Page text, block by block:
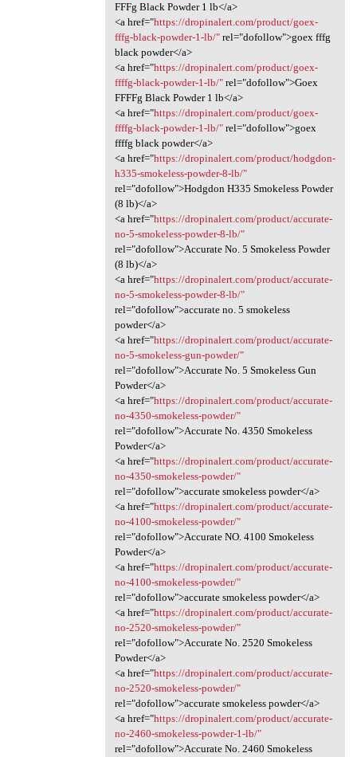
FFFg Black Powder 1 lb</a>
<a href="https://dropinalert.com/product/goex-
fffg-black-powder-1-lb/"rel="dofollow">goex fffg
black powder</a>
<a href="https://dropinalert.com/product/goex-
ffffg-black-powder-1-lb/"rel="dofollow">Goex
FFFFg Black Powder 1 lb</a>
<a href="https://dropinalert.com/product/goex-
ffffg-black-powder-1-lb/"rel="dofollow">goex
ffffg black powder</a>
<a href="https://dropinalert.com/product/hodgdon-
h335-smokeless-powder-8-lb/"
rel="dofollow">Hodgdon H335 Smokeless Powder
(8 lb)</a>
<a href="https://dropinalert.com/product/accurate-
no-5-smokeless-powder-8-lb/"
rel="dofollow">Accurate No. 5 Smokeless Powder
(8 lb)</a>
<a href="https://dropinalert.com/product/accurate-
no-5-smokeless-powder-8-lb/"
rel="dofollow">accurate no. 5 smokeless
powder</a>
<a href="https://dropinalert.com/product/accurate-
no-5-smokeless-gun-powder/"
rel="dofollow">Accurate No. 5 Smokeless Gun
Powder</a>
<a href="https://dropinalert.com/product/accurate-
no-4350-smokeless-powder/"
rel="dofollow">Accurate No. 4350 Smokeless
Powder</a>
<a href="https://dropinalert.com/product/accurate-
no-4350-smokeless-powder/"
rel="dofollow">accurate smokeless powder</a>
<a href="https://dropinalert.com/product/accurate-
no-4100-smokeless-powder/"
rel="dofollow">Accurate NO. 4100 Smokeless
Powder</a>
<a href="https://dropinalert.com/product/accurate-
no-4100-smokeless-powder/"
rel="dofollow">accurate smokeless powder</a>
<a href="https://dropinalert.com/product/accurate-
no-2520-smokeless-powder/"
rel="dofollow">Accurate No. 2520 Smokeless
Powder</a>
<a href="https://dropinalert.com/product/accurate-
no-2520-smokeless-powder/"
rel="dofollow">accurate smokeless powder</a>
<a href="https://dropinalert.com/product/accurate-
no-2460-smokeless-powder-1-lb/"
rel="dofollow">Accurate No. 2460 Smokeless